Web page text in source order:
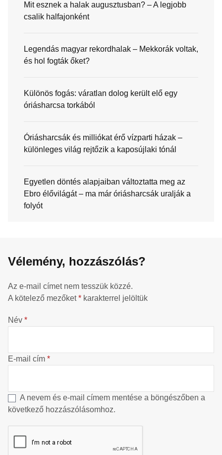
Mit esznek a halak augusztusban? – A legjobb
csalik halfajonként
Legendás magyar rekordhalak – Mekkorák voltak,
és hol fogták őket?
Különös fogás: váratlan dolog került elő egy
óriásharcsa torkából
Óriásharcsák és milliókat érő vízparti házak –
különleges világ rejtőzik a kaposújlaki tónál
Egyetlen döntés alapjaiban változtatta meg az
Ebro élővilágát – ma már óriásharcsák uralják a
folyót
Vélemény, hozzászólás?
Az e-mail címet nem tesszük közzé.
A kötelező mezőket* karakterrel jelöltük
Név *
E-mail cím *
A nevem és e-mail címem mentése a böngészőben a
következő hozzászólásomhoz.